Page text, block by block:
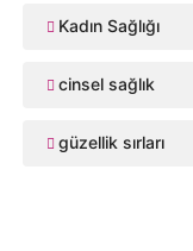
Kadın Sağlığı
cinsel sağlık
güzellik sırları